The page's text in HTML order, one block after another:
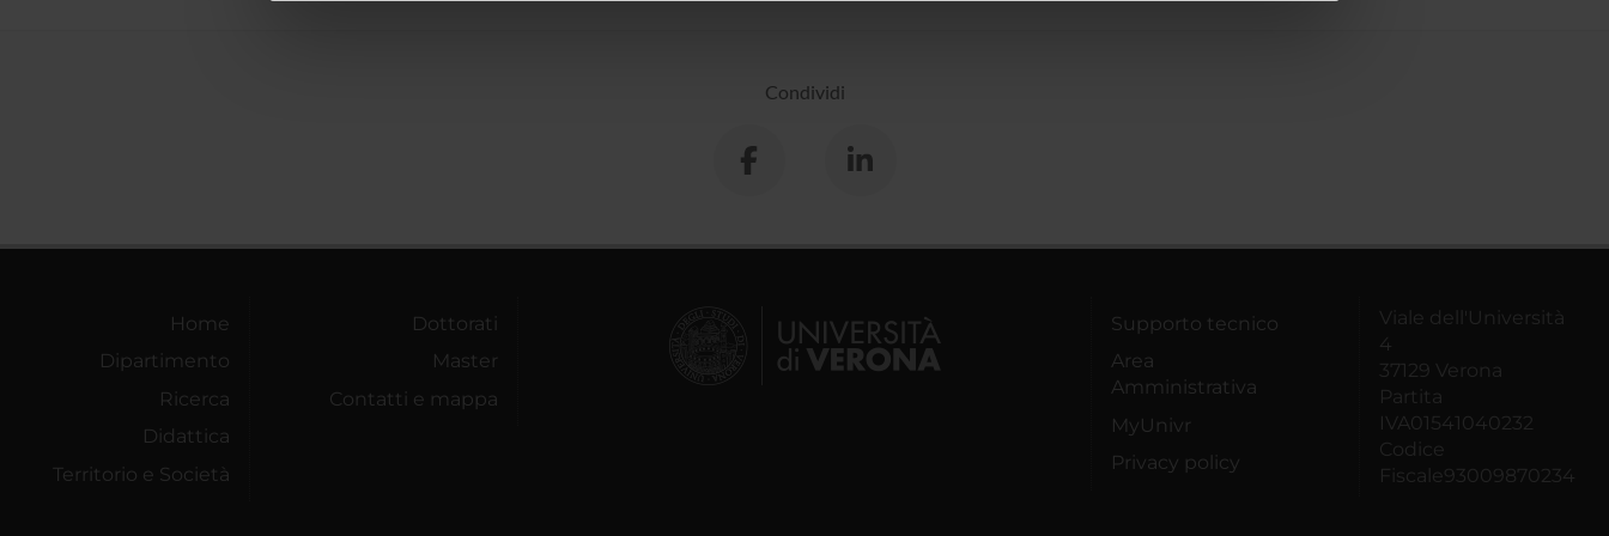
Condividi
Home
Dipartimento
Ricerca
Didattica
Territorio e Società
Dottorati
Master
Contatti e mappa
Supporto tecnico
Area
Amministrativa
MyUnivr
Privacy policy
Viale dell'Università
4
37129 Verona
Partita
IVA01541040232
Codice
Fiscale93009870234